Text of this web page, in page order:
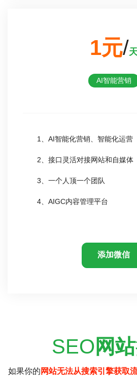
1元/
AI智能营销
1、AI智能化营销、智能化运营
2、接口灵活对接网站和自媒体
3、一个人顶一个团队
4、AIGC内容管理平台
添加微信
SEO 网站
如果你的 网站无法从搜索引擎获取